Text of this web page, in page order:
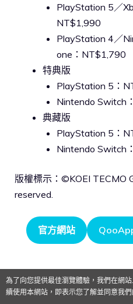
PlayStation 5／
NT$1,990
PlayStation 4／
one：NT$1,790
特典版
PlayStation 5：
Nintendo Switch
典藏版
PlayStation 5：
Nintendo Switch
版權標示：©KOEI TECMO
reserved.
官方網站
為了向您提供最佳瀏覽體驗，我們在網
續使用本網站，即表示您了解並同意我